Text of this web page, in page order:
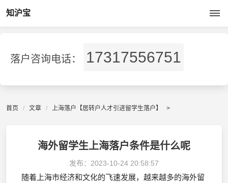
知沪宝
落户咨询电话： 17317556751
首页 文章 上海落户【居转户人才引进留学生落户】 >
海外留学生上海落户条件是什么呢
发布： 2023-10-24 20:58:57
随着上海市经济和文化的飞速发展，越来越多的海外留